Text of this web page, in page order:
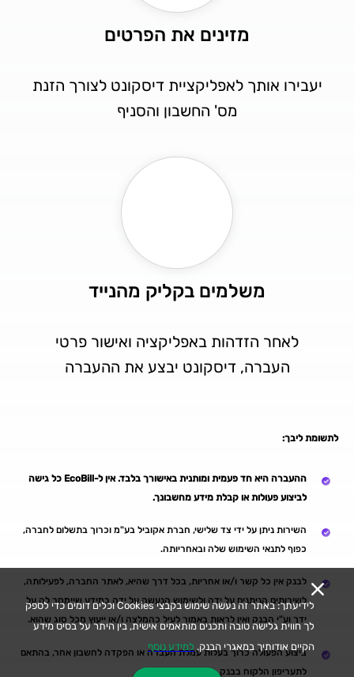
לידיעתך: באתר זה נעשה שימוש בקבצי Cookies וכלים דומים כדי לספק
לך חווית גלישה טובה ותכנים מותאמים אישית, בין היתר על בסיס מידע
הקיים אודותיך במאגרי הבנק. למידע נוסף
מזינים את הפרטים
יעבירו אותך לאפליקציית דיסקונט לצורך הזנת
מס' החשבון והסניף
משלמים בקליק מהנייד
לאחר הזדהות באפליקציה ואישור פרטי
העברה, דיסקונט יבצע את ההעברה
לתשומת ליבך:
ההעברה היא חד פעמית ומותנית באישורך בלבד. אין ל-EcoBill כל גישה
לביצוע פעולות או קבלת מידע מחשבונך.
השירות ניתן על ידי צד שלישי, חברת אקוביל בע"מ וכרוך בתשלום לחברה,
כפוף לתנאי השימוש שלה ובאחריותה.
לבנק אין כל קשר ו/או אחריות, בכל דרך שהיא, לאתר החברה, לפעילותה,
לשירותים הניתנים על ידה ולשימוש הנעשה על ידה במידע שיימסר לה על
ידך וע"י הבנק ואין לראות באמור לעיל כהמלצה ו/או ייעוץ מכל סוג שהוא.
ביצוע הפעולה כרוך בעלות עמלת העברה או הפקדה לחשבון אחר, בהתאם
לתעריפון הלקוח בבנק.